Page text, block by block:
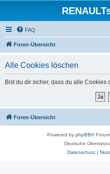
FAQ
Foren-Übersicht
Alle Cookies löschen
Bist du dir sicher, dass du alle
Foren-Übersicht
Powered by phpBB®
Deutsche
Datenschutz|